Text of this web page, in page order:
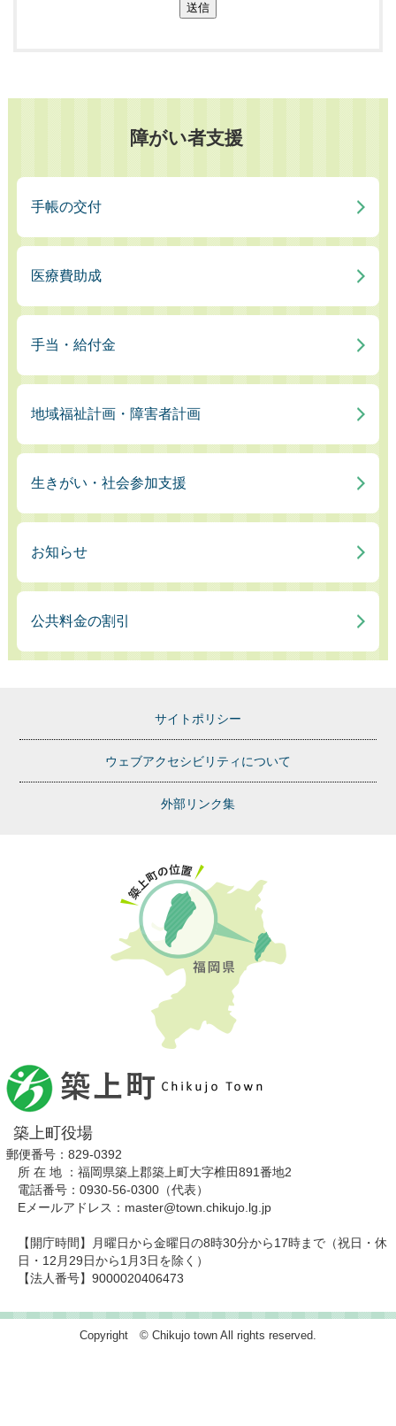
送信
障がい者支援
手帳の交付
医療費助成
手当・給付金
地域福祉計画・障害者計画
生きがい・社会参加支援
お知らせ
公共料金の割引
サイトポリシー
ウェブアクセシビリティについて
外部リンク集
築上町役場
郵便番号：829-0392
所 在 地 ：福岡県築上郡築上町大字椎田891番地2
電話番号：0930-56-0300（代表）
Eメールアドレス：master@town.chikujo.lg.jp
【開庁時間】月曜日から金曜日の8時30分から17時まで（祝日・休
日・12月29日から1月3日を除く）
【法人番号】9000020406473
Copyright © Chikujo town All rights reserved.